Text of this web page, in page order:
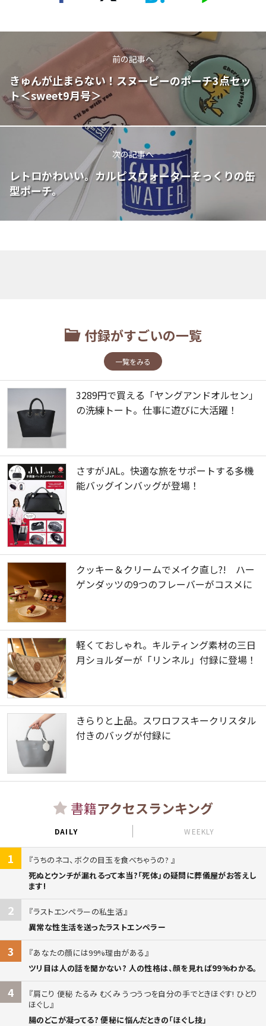
前の記事へ
きゅんが止まらない！スヌーピーのポーチ3点セッ
ト＜sweet9月号＞
次の記事へ
レトロかわいい。カルピスウォーターそっくりの缶
型ポーチ。
付録がすごいの一覧
一覧をみる
3289円で買える「ヤングアンドオルセン」
の洗練トート。仕事に遊びに大活躍！
さすがJAL。快適な旅をサポートする多機
能バッグインバッグが登場！
クッキー＆クリームでメイク直し?! ハー
ゲンダッツの9つのフレーバーがコスメに
軽くておしゃれ。キルティング素材の三日
月ショルダーが「リンネル」付録に登場！
きらりと上品。スワロフスキークリスタル
付きのバッグが付録に
書籍アクセスランキング
DAILY WEEKLY
1
うちのネコ、ボクの目玉を食べちゃうの?
死ぬとウンチが漏れるって本当?「死体」の疑問に葬儀屋がお答えし
ます!
2
ラストエンペラーの私生活
異常な性生活を送ったラストエンペラー
3
あなたの顔には99%理由がある
ツリ目は人の話を聞かない? 人の性格は、顔を見れば99%わかる。
4
肩こり 便秘 たるみ むくみ うつうつを自分の手でときほぐす! ひとり
ほぐし
腸のどこが凝ってる? 便秘に悩んだときの「ほぐし技」